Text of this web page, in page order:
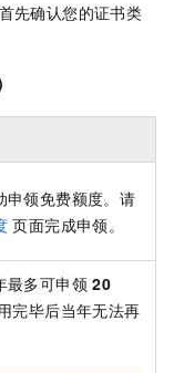
先确认您的证书类
申领免费额度。请
页面完成申领。
最多可申领20
完毕后当年无法再